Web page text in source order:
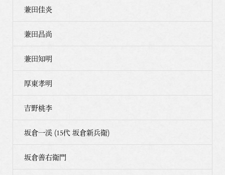
兼田佳炎
兼田昌尚
兼田知明
厚東孝明
吉野桃李
坂倉一渓 (15代 坂倉新兵衛)
坂倉善右衛門